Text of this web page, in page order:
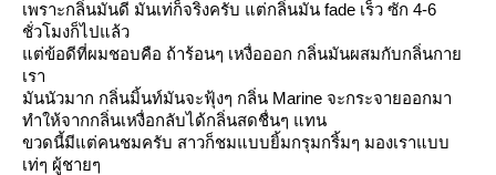
เพราะกลิ่นมันดี มันเท่ก็จริงครับ แต่กลิ่นมัน fade เร็ว ซัก 4-6
ชั่วโมงก็ไปแล้ว
ต่ข้อดีที่ผมชอบคือ ถ้าร้อนๆ เหงื่อออก กลิ่นมันผสมกับกลิ่นกา
เรา
มันนัวมาก กลิ่นมิ้นท์มันจะฟุ้งๆ กลิ่น Marine จะกระจายออกมา
ทำให้จากกลิ่นเหงื่อกลับได้กลิ่นสดชื่นๆ แทน
ขวดนี้มีแต่คนชมครับ สาวก็ชมแบบยิ้มกรุมกริ้มๆ มองเราแบบ
เท่ๆ ผู้ชายๆ